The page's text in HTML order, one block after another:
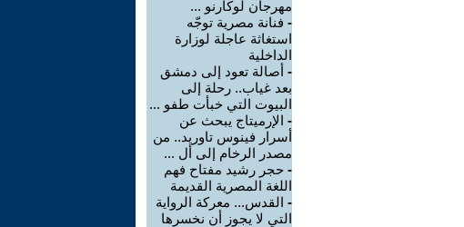
مهرجان لوكارنو ...
- فنانة مصرية توجّه
استغاثة عاجلة لوزارة
الداخلية
- أصالة تعود إلى دمشق
بعد غياب.. رحلة إلى
البيوت التي خبأت طفو ...
- الإرميتاج يبحث عن
أسرار فينوس تاوريد.. من
مصدر الرخام إلى أل ...
- حجر رشيد مفتاح فهم
اللغة المصرية القديمة
- القدس... معركة الرواية
التي لا يجوز أن نخسرها